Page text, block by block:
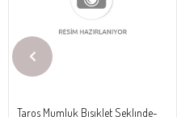
Taros Mumluk Bısıklet Seklınde-